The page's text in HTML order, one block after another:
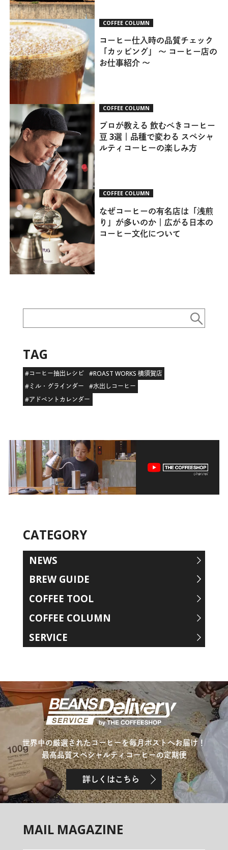
COFFEE COLUMN
コーヒー仕入時の品質チェック
「カッピング」 ～ コーヒー店の
お仕事紹介 ～
COFFEE COLUMN
プロが教える 飲むべきコーヒー
豆 3選｜品種で変わる スペシャ
ルティコーヒーの楽しみ方
COFFEE COLUMN
なぜコーヒーの有名店は「浅煎
り」が多いのか｜広がる日本の
コーヒー文化について
TAG
#コーヒー抽出レシピ #ROAST WORKS 横須賀店
#ミル・グラインダー
#水出しコーヒー
#アドベントカレンダー
CATEGORY
NEWS
BREW GUIDE
COFFEE TOOL
COFFEE COLUMN
SERVICE
世界中の厳選されたコーヒーを毎月ポストへお届け！
最高品質スペシャルティコーヒーの定期便
詳しくはこちら
MAIL MAGAZINE